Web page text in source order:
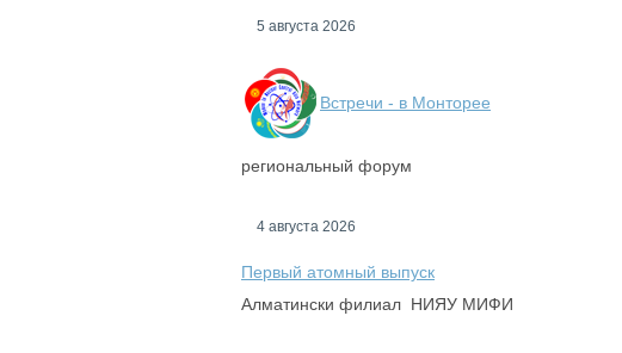
5 августа 2026
Встречи - в Монторее
региональный форум
4 августа 2026
Первый атомный выпуск
Алматински филиал НИЯУ МИФИ